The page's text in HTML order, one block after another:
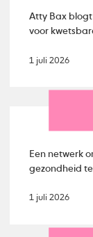
Atty Bax
voor
1 juli 2026
Een netwerk
gezondheid
1 juli 2026